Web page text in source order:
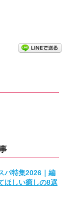
パ特集2026｜編
ほしい癒しの8選